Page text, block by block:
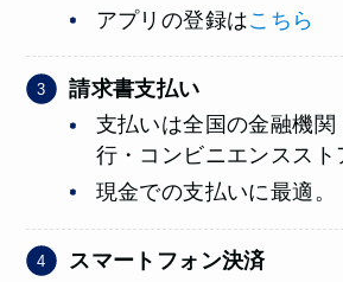
アプリの登録はこちら
請求書支払い
支払いは全国の金融機関
行・コンビニエンススト
現金での支払いに最適。
スマートフォン決済